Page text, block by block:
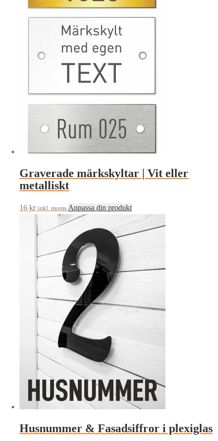
Graverade märkskyltar | Vit eller
metalliskt
16 kr inkl. moms Anpassa din produkt
Husnummer & Fasadsiffror i plexiglas